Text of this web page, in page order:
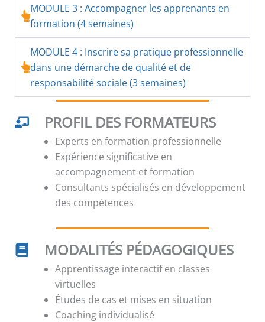
MODULE 3 : Accompagner les apprenants en
formation (4 semaines)
MODULE 4 : Inscrire sa pratique professionnelle
dans une démarche de qualité et de
responsabilité sociale (3 semaines)
PROFIL DES FORMATEURS
Experts en formation professionnelle
Expérience significative en
accompagnement et formation
Consultants spécialisés en développement
des compétences
MODALITÉS PÉDAGOGIQUES
Apprentissage interactif en classes
virtuelles
Études de cas et mises en situation
Coaching individualisé